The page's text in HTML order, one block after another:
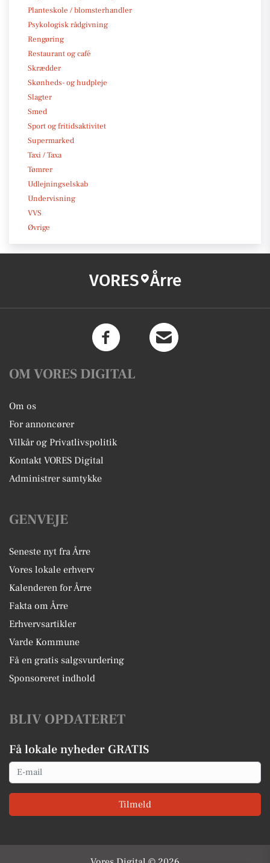
Planteskole / blomsterhandler
Psykologisk rådgivning
Rengøring
Restaurant og café
Skrædder
Skønheds- og hudpleje
Slagter
Smed
Sport og fritidsaktivitet
Supermarked
Taxi / Taxa
Tømrer
Udlejningselskab
Undervisning
VVS
Øvrige
VORES Årre
OM VORES DIGITAL
Om os
For annoncører
Vilkår og Privatlivspolitik
Kontakt VORES Digital
Administrer samtykke
GENVEJE
Seneste nyt fra Årre
Vores lokale erhverv
Kalenderen for Årre
Fakta om Årre
Erhvervsartikler
Varde Kommune
Få en gratis salgsvurdering
Sponsoreret indhold
BLIV OPDATERET
Få lokale nyheder GRATIS
Email
Tilmeld